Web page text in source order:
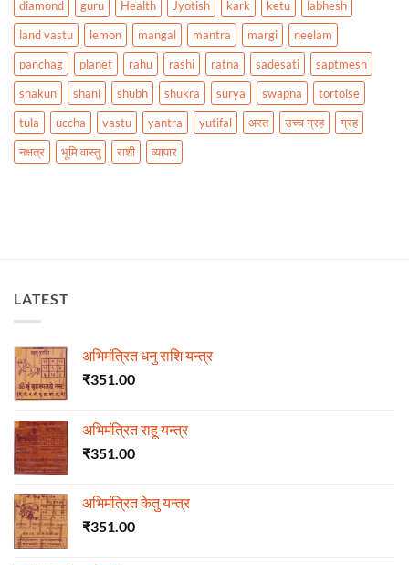
diamond guru Health Jyotish kark ketu
labhesh
land vastu
lemon mangal mantra margi
neelam
panchag
planet rahu rashi ratna sadesati
saptmesh
shakun
shani shubh shukra surya swapna
tortoise
tula
uccha vastu yantra yutifal अस्त उच्च ग्रह
ग्रह
नक्षत्र
भूमि वास्तु राशी व्यापार
LATEST
अभिमंत्रित धनु राशि यन्त्र
₹351.00
अभिमंत्रित राहू यन्त्र
₹351.00
अभिमंत्रित केतु यन्त्र
₹351.00